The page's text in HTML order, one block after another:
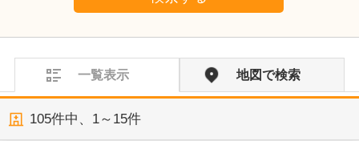
一覧表示 地図で検索
105件中、 1～15件